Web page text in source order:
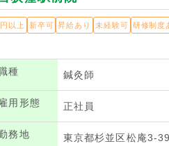
以上 新卒可 昇給あり 未経験可 研修制度
種 鍼灸師
雇用形態 正社員
務地 東京都杉並区松庵3-